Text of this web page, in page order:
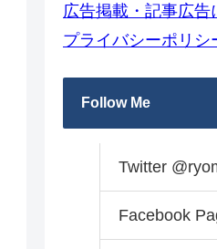
広告掲載・記事広告
プライバシーポリシ
Follow Me
Twitter
Facebook